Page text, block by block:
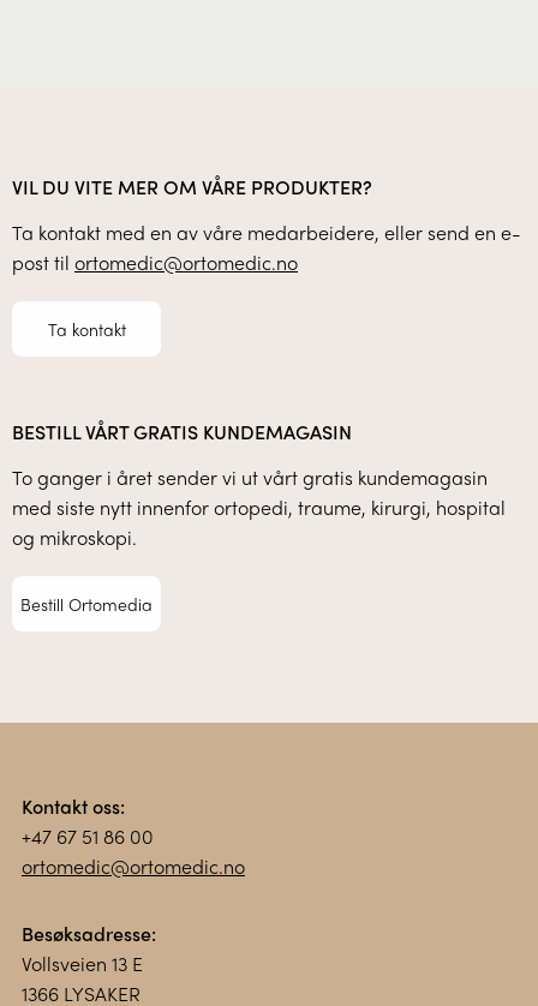
VIL DU VITE MER OM VÅRE PRODUKTER?
Ta kontakt med en av våre medarbeidere, eller send en e-
post til ortomedic@ortomedic.no
Ta kontakt
BESTILL VÅRT GRATIS KUNDEMAGASIN
To ganger i året sender vi ut vårt gratis kundemagasin
med siste nytt innenfor ortopedi, traume, kirurgi, hospital
og mikroskopi.
Bestill Ortomedia
Kontakt oss:
+47 67 51 86 00
ortomedic@ortomedic.no
Besøksadresse:
Vollsveien 13 E
1366 LYSAKER